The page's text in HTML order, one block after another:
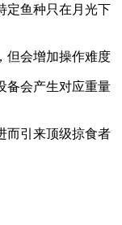
定鱼种只在月光下
但会增加操作难度
备会产生对应重量
而引来顶级掠食者